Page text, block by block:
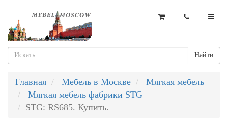
Найти
Главная Мебель в Москве
Мягкая мебель
Мягкая мебель фабрики STG
STG: RS685. Купить.